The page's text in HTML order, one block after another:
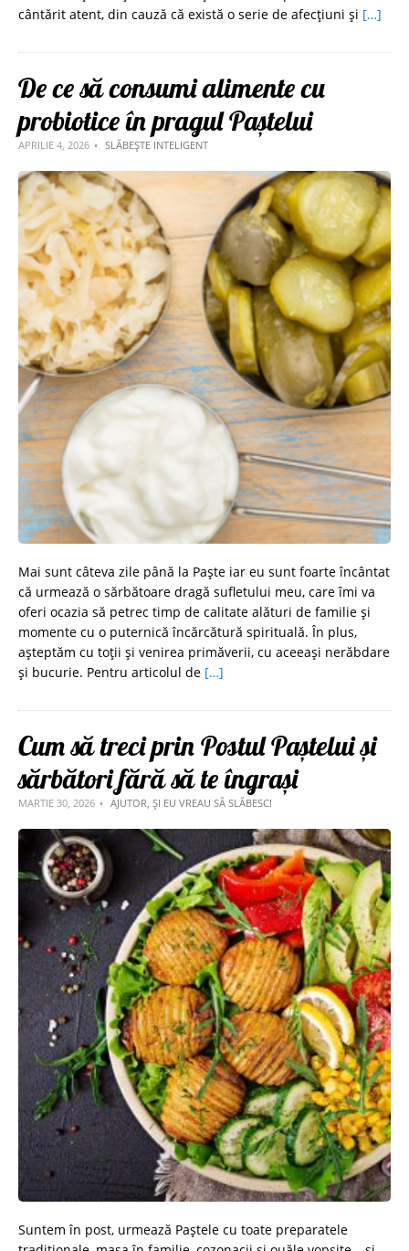
cântărit atent, din cauză că există o serie de afecțiuni și […]
De ce să consumi alimente cu
probiotice în pragul Paștelui
APRILIE 4, 2026 SLĂBEȘTE INTELIGENT
Mai sunt câteva zile până la Paște iar eu sunt foarte încântat
că urmează o sărbătoare dragă sufletului meu, care îmi va
oferi ocazia să petrec timp de calitate alături de familie și
momente cu o puternică încărcătură spirituală. În plus,
așteptăm cu toții și venirea primăverii, cu aceeași nerăbdare
și bucurie. Pentru articolul de […]
Cum să treci prin Postul Paștelui și
sărbători fără să te îngrași
MARTIE 30, 2026 AJUTOR, ȘI EU VREAU SĂ SLĂBESC!
Suntem în post, urmează Paștele cu toate preparatele